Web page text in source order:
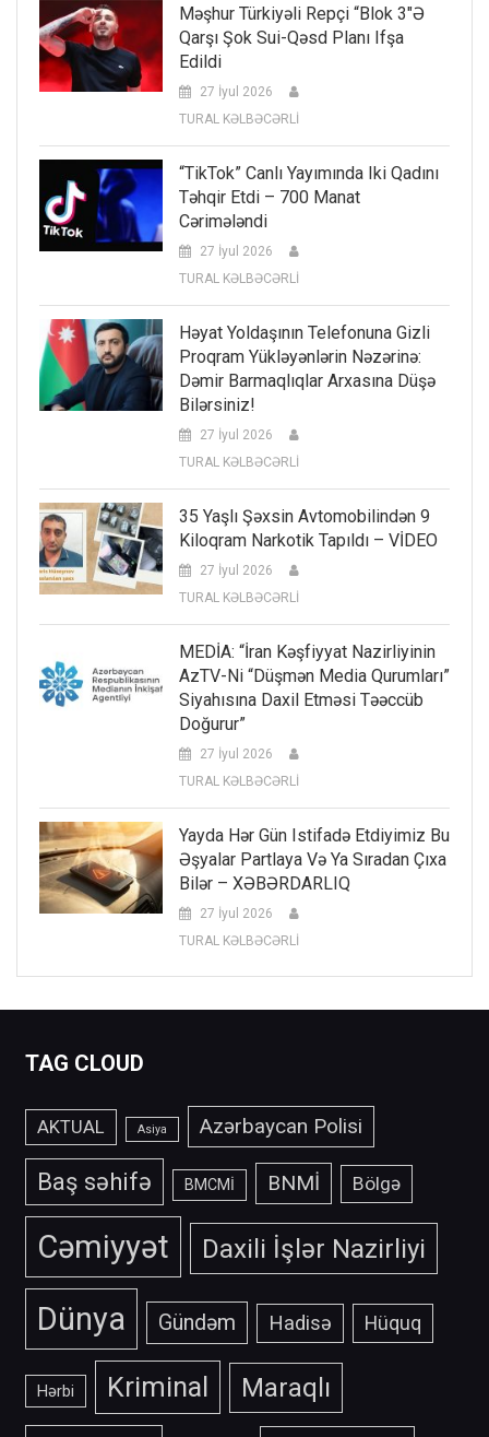
Məşhur Türkiyəli Repçi “Blok 3″ə
Qarşı Şok Sui-Qəsd Planı Ifşa
Edildi
27 İyul 2026
TURAL KƏLBƏCƏRLİ
“TikTok” Canlı Yayımında Iki Qadını
Təhqir Etdi – 700 Manat
Cərimələndi
27 İyul 2026
TURAL KƏLBƏCƏRLİ
Həyat Yoldaşının Telefonuna Gizli
Proqram Yükləyənlərin Nəzərinə:
Dəmir Barmaqlıqlar Arxasına Düşə
Bilərsiniz!
27 İyul 2026
TURAL KƏLBƏCƏRLİ
35 Yaşlı Şəxsin Avtomobilindən 9
Kiloqram Narkotik Tapıldı – VİDEO
27 İyul 2026
TURAL KƏLBƏCƏRLİ
MEDİA: “İran Kəşfiyyat Nazirliyinin
AzTV-Ni “düşmən Media Qurumları”
Siyahısına Daxil Etməsi Təəccüb
Doğurur”
27 İyul 2026
TURAL KƏLBƏCƏRLİ
Yayda Hər Gün Istifadə Etdiyimiz Bu
Əşyalar Partlaya Və Ya Sıradan Çıxa
Bilər – XƏBƏRDARLIQ
27 İyul 2026
TURAL KƏLBƏCƏRLİ
TAG CLOUD
AKTUAL Asiya Azərbaycan Polisi
Baş səhifə BMCMİ BNMİ Bölgə
Cəmiyyət Daxili İşlər Nazirliyi
Dünya Gündəm Hadisə Hüquq
Hərbi Kriminal Maraqlı